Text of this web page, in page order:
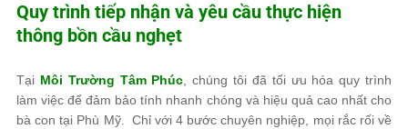
Quy trình tiếp nhận và yêu cầu thực hiện
thông bồn cầu nghẹt
Tại Môi Trường Tâm Phúc , chúng tôi đã tối ưu hóa quy trình
làm việc để đảm bảo tính nhanh chóng và hiệu quả cao nhất cho
bà con tại Phù Mỹ. Chỉ với 4 bước chuyên nghiệp, mọi rắc rối về